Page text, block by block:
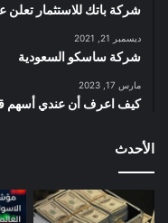
شركة باتك للاستثمار تعلن
ديسمبر 21, 2021
شركة ساسكو السعودية
مارس 17, 2023
كيف اعرف أن عندي أسهم
الأحدث